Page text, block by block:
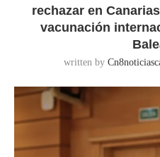
rechazar en
vacunación
written by